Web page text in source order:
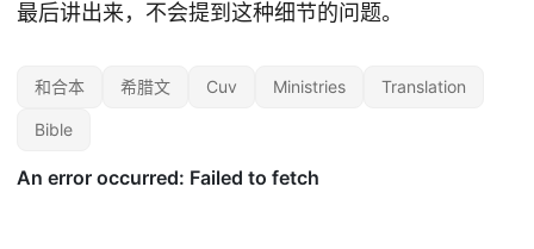
最后讲出来，不会提到这种细节的问题。
和合本 希腊文 Cuv Ministries Translation
Bible